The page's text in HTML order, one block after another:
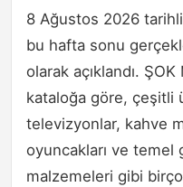
8 Ağustos 2026
bu hafta sonu
olarak açıklandı. ŞOK
kataloğa göre, çeşitli
televizyonlar, kahve
oyuncakları ve temel
malzemeleri gibi